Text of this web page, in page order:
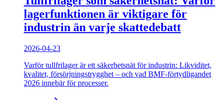
lagerfunktionen är viktigare för
industrin än varje skattedebatt
2026-04-23
Varför tullfrilager är ett säkerhetsnät för industrin: Likviditet,
kvalitet, försörjningstrygghet – och vad BMF-förtydligandet
2026 innebär för processer.